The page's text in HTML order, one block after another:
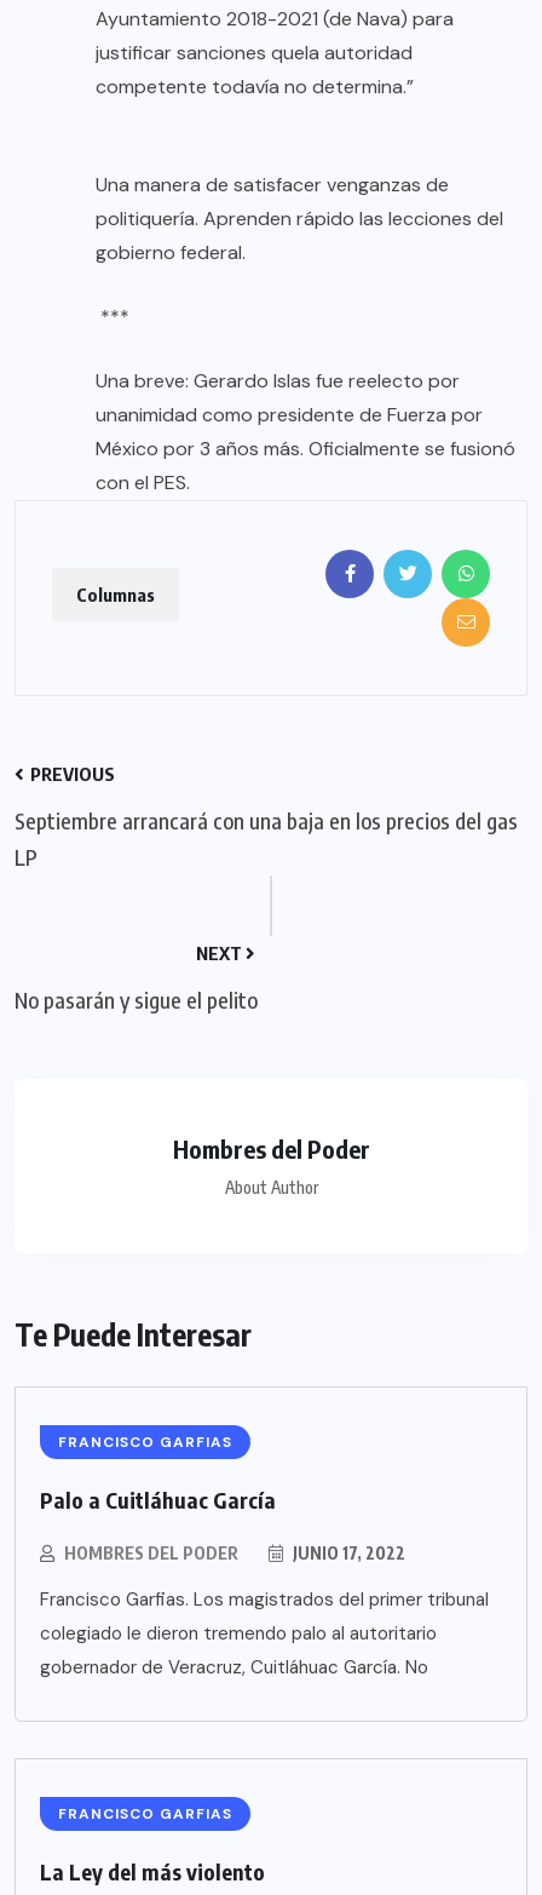
Ayuntamiento 2018-2021 (de Nava) para
justificar sanciones quela autoridad
competente todavía no determina.”
Una manera de satisfacer venganzas de
politiquería. Aprenden rápido las lecciones del
gobierno federal.
***
Una breve: Gerardo Islas fue reelecto por
unanimidad como presidente de Fuerza por
México por 3 años más. Oficialmente se fusionó
con el PES.
Columnas
PREVIOUS
Septiembre arrancará con una baja en los precios del gas
LP
NEXT
No pasarán y sigue el pelito
Hombres del Poder
About Author
Te Puede Interesar
FRANCISCO GARFIAS
Palo a Cuitláhuac García
HOMBRES DEL PODER JUNIO 17, 2022
Francisco Garfias. Los magistrados del primer tribunal
colegiado le dieron tremendo palo al autoritario
gobernador de Veracruz, Cuitláhuac García. No
FRANCISCO GARFIAS
La Ley del más violento